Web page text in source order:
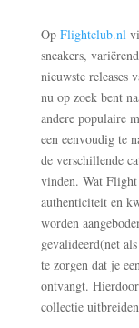
Op Flightclub.nl
sneakers,
nieuwste releases
nu op zoek bent
andere populaire
een eenvoudig te
de verschillende
vinden. Wat
authenticiteit en
worden
gevalideerd(net
te zorgen dat je
ontvangt.
collectie